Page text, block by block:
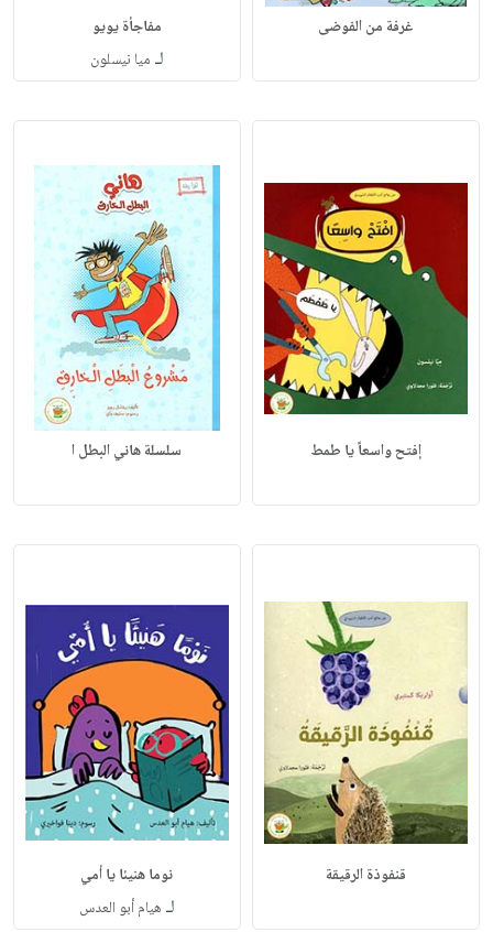
غرفة من الفوضى مفاجأة يويو
لـ ميا نيسلون
إفتح واسعاً يا طمط سلسلة هاني البطل ا
قنفوذة الرقيقة نوما هنيئا يا أمي
لـ هيام أبو العدس